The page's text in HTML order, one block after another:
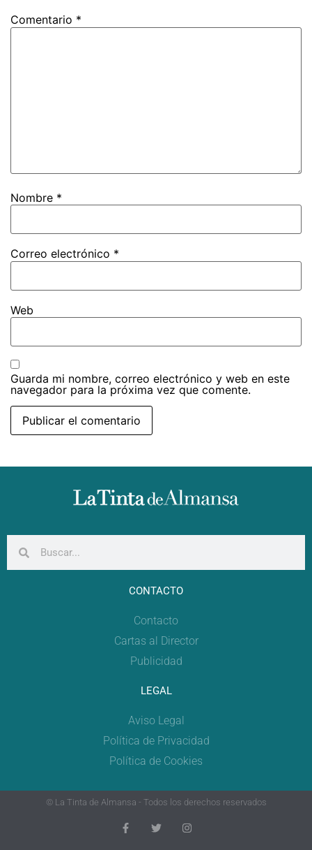
Comentario *
Nombre *
Correo electrónico *
Web
Guarda mi nombre, correo electrónico y web en este
navegador para la próxima vez que comente.
CONTACTO
Contacto
Cartas al Director
Publicidad
LEGAL
Aviso Legal
Política de Privacidad
Política de Cookies
© La Tinta de Almansa - Todos los derechos reservados